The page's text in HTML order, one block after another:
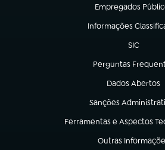
Empregados
(abre em nova aba)
Informações
(abre em nova aba)
SIC
(abre em
Perguntas
(abre em nova aba)
Dados Abertos
(abre em nova
Sanções
(abre em nova aba)
Ferramentas e Aspectos
(abre em nova aba)
Outras
(abre em nova